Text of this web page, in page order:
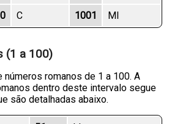
C 1001 MI
(1 a 100)
romanos de 1 a 100. A
dentro deste intervalo segue
são detalhadas abaixo.